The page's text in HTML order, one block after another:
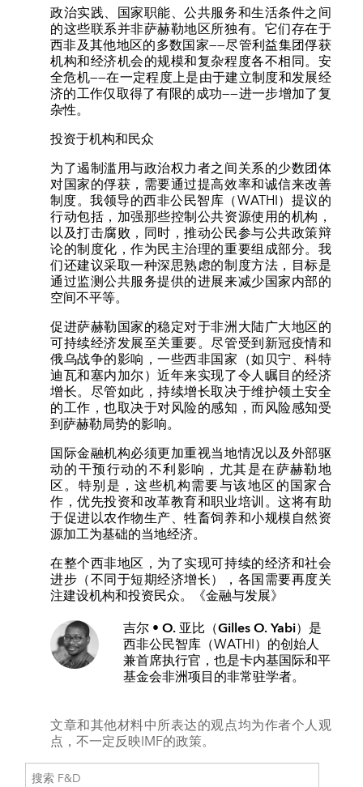
政治实践、国家职能、公共服务和生活条件之间
的这些联系并非萨赫勒地区所独有。它们存在于
西非及其他地区的多数国家——尽管利益集团俘获
机构和经济机会的规模和复杂程度各不相同。安
全危机——在一定程度上是由于建立制度和发展经
济的工作仅取得了有限的成功——进一步增加了复
杂性。
投资于机构和民众
为了遏制滥用与政治权力者之间关系的少数团体
对国家的俘获，需要通过提高效率和诚信来改善
制度。我领导的西非公民智库（WATHI）提议的
行动包括，加强那些控制公共资源使用的机构，
以及打击腐败，同时，推动公民参与公共政策辩
论的制度化，作为民主治理的重要组成部分。我
们还建议采取一种深思熟虑的制度方法，目标是
通过监测公共服务提供的进展来减少国家内部的
空间不平等。
促进萨赫勒国家的稳定对于非洲大陆广大地区的
可持续经济发展至关重要。尽管受到新冠疫情和
俄乌战争的影响，一些西非国家（如贝宁、科特
迪瓦和塞内加尔）近年来实现了令人瞩目的经济
增长。尽管如此，持续增长取决于维护领土安全
的工作，也取决于对风险的感知，而风险感知受
到萨赫勒局势的影响。
国际金融机构必须更加重视当地情况以及外部驱
动的干预行动的不利影响，尤其是在萨赫勒地
区。特别是，这些机构需要与该地区的国家合
作，优先投资和改革教育和职业培训。这将有助
于促进以农作物生产、牲畜饲养和小规模自然资
源加工为基础的当地经济。
在整个西非地区，为了实现可持续的经济和社会
进步（不同于短期经济增长），各国需要再度关
注建设机构和投资民众。
《金融与发展》
吉尔 • O. 亚比（Gilles O. Yabi） 是
西非公民智库（WATHI）的创始人
兼首席执行官，也是卡内基国际和平
基金会非洲项目的非常驻学者。
文章和其他材料中所表达的观点均为作者个人观
点，不一定反映IMF的政策。